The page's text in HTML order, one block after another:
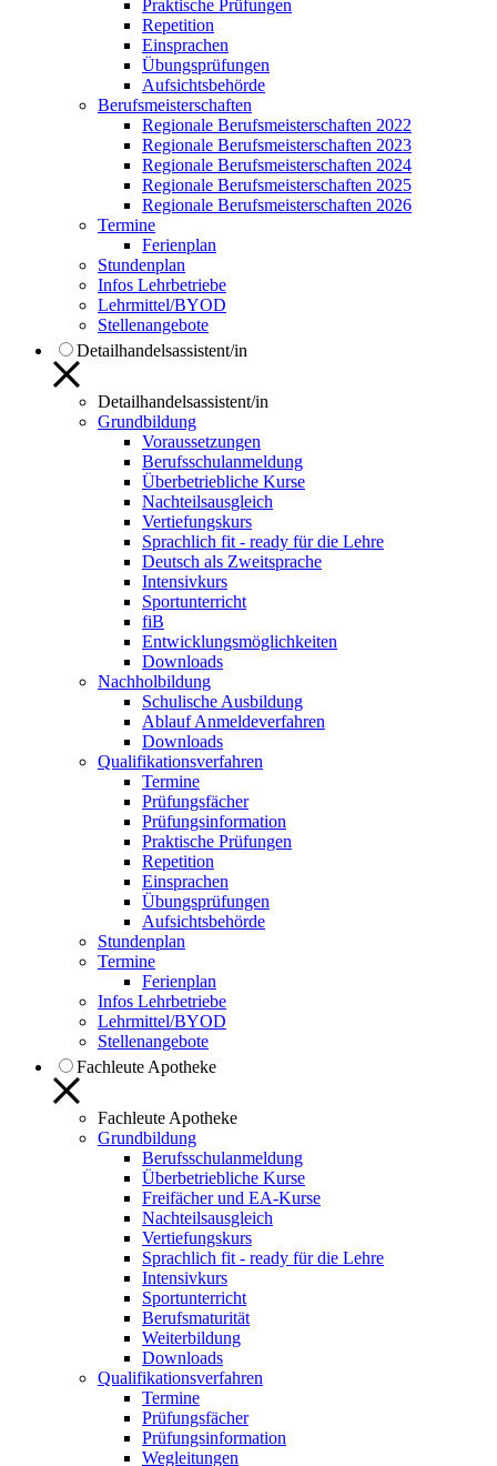
Praktische Prüfungen
Repetition
Einsprachen
Übungsprüfungen
Aufsichtsbehörde
Berufsmeisterschaften
Regionale Berufsmeisterschaften 2022
Regionale Berufsmeisterschaften 2023
Regionale Berufsmeisterschaften 2024
Regionale Berufsmeisterschaften 2025
Regionale Berufsmeisterschaften 2026
Termine
Ferienplan
Stundenplan
Infos Lehrbetriebe
Lehrmittel/BYOD
Stellenangebote
Detailhandelsassistent/in
Detailhandelsassistent/in
Grundbildung
Voraussetzungen
Berufsschulanmeldung
Überbetriebliche Kurse
Nachteilsausgleich
Vertiefungskurs
Sprachlich fit - ready für die Lehre
Deutsch als Zweitsprache
Intensivkurs
Sportunterricht
fiB
Entwicklungsmöglichkeiten
Downloads
Nachholbildung
Schulische Ausbildung
Ablauf Anmeldeverfahren
Downloads
Qualifikationsverfahren
Termine
Prüfungsfächer
Prüfungsinformation
Praktische Prüfungen
Repetition
Einsprachen
Übungsprüfungen
Aufsichtsbehörde
Stundenplan
Termine
Ferienplan
Infos Lehrbetriebe
Lehrmittel/BYOD
Stellenangebote
Fachleute Apotheke
Fachleute Apotheke
Grundbildung
Berufsschulanmeldung
Überbetriebliche Kurse
Freifächer und EA-Kurse
Nachteilsausgleich
Vertiefungskurs
Sprachlich fit - ready für die Lehre
Intensivkurs
Sportunterricht
Berufsmaturität
Weiterbildung
Downloads
Qualifikationsverfahren
Termine
Prüfungsfächer
Prüfungsinformation
Wegleitungen